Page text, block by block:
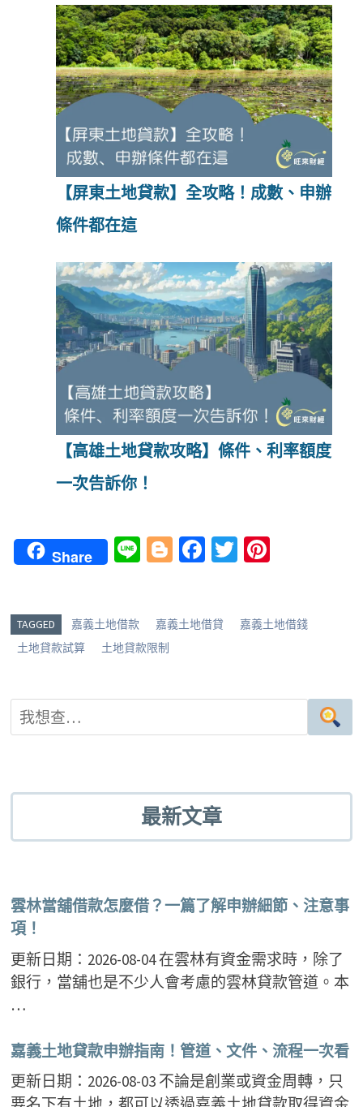
【屏東土地貸款】全攻略！成數、申辦
條件都在這
【高雄土地貸款攻略】條件、利率額度
一次告訴你！
Share
Li Bl
g
Fa
o
T
er es
TAGGED 嘉義土地借款 嘉義土地借貸
嘉義土地借錢
土地貸款試算
土地貸款限制
最新文章
雲林當舖借款怎麼借？一篇了解申辦細節、注意事
項！
更新日期：2026-08-04 在雲林有資金需求時，除了
銀行，當舖也是不少人會考慮的雲林貸款管道。本
…
嘉義土地貸款申辦指南！管道、文件、流程一次看
更新日期：2026-08-03 不論是創業或資金周轉，只